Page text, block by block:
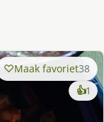
Maak favoriet38
👍1